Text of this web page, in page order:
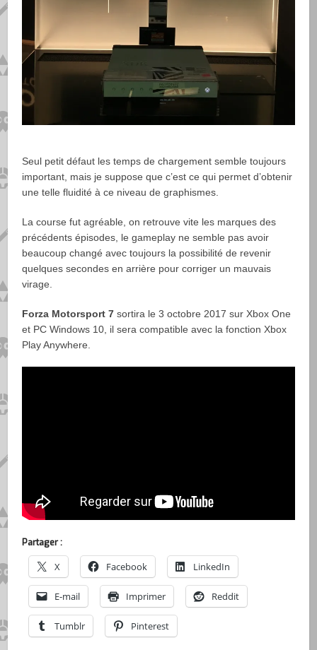
Seul petit défaut les temps de chargement semble toujours
important, mais je suppose que c’est ce qui permet d’obtenir
une telle fluidité à ce niveau de graphismes.
La course fut agréable, on retrouve vite les marques des
précédents épisodes, le gameplay ne semble pas avoir
beaucoup changé avec toujours la possibilité de revenir
quelques secondes en arrière pour corriger un mauvais
virage.
Forza Motorsport 7 sortira le 3 octobre 2017 sur Xbox One
et PC Windows 10, il sera compatible avec la fonction Xbox
Play Anywhere.
Partager :
X Facebook LinkedIn
E-mail Imprimer Reddit
Tumblr Pinterest